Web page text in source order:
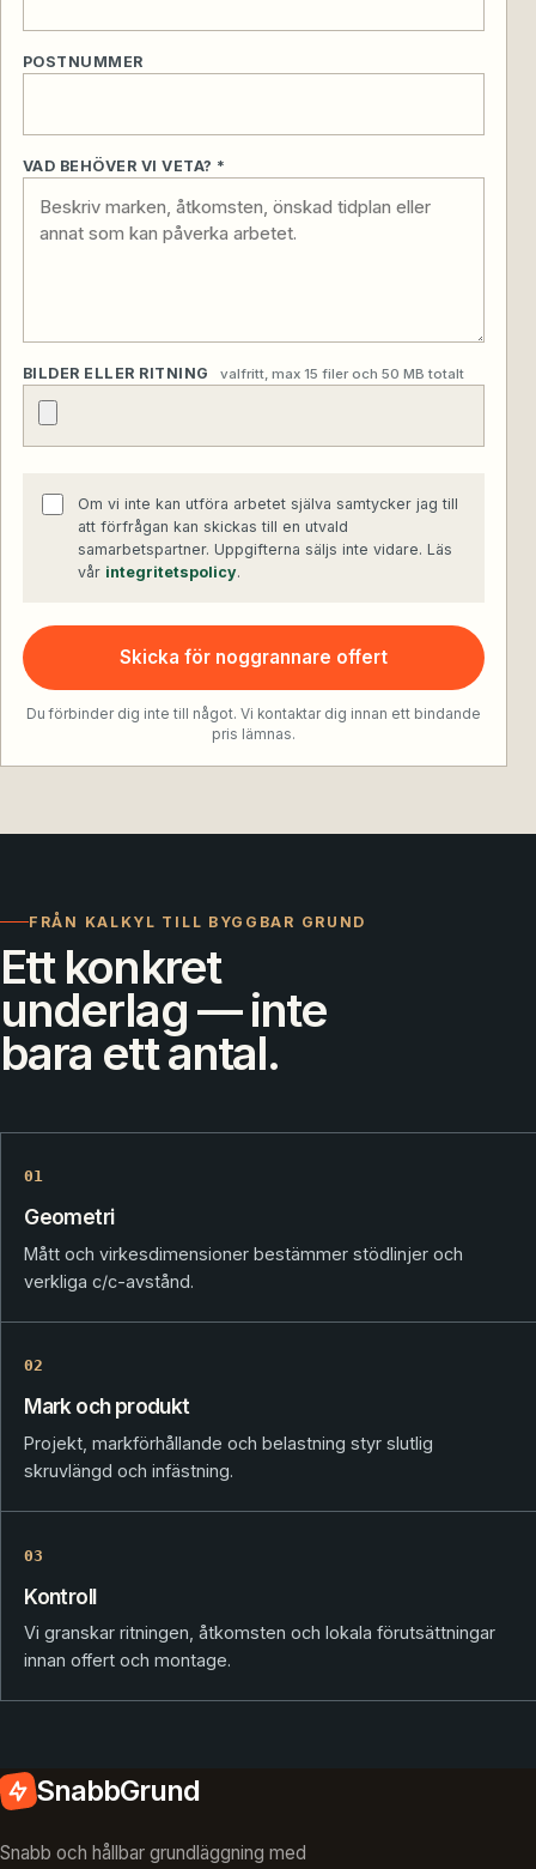
POSTNUMMER
VAD BEHÖVER VI VETA? *
BILDER ELLER RITNING valfritt, max 15 filer och 50 MB totalt
Om vi inte kan utföra arbetet själva samtycker jag till
att förfrågan kan skickas till en utvald
samarbetspartner. Uppgifterna säljs inte vidare. Läs
vår integritetspolicy.
Skicka för noggrannare offert
Du förbinder dig inte till något. Vi kontaktar dig innan ett bindande
pris lämnas.
FRÅN KALKYL TILL BYGGBAR GRUND
Ett konkret
underlag — inte
bara ett antal.
01
Geometri
Mått och virkesdimensioner bestämmer stödlinjer och
verkliga c/c-avstånd.
02
Mark och produkt
Projekt, markförhållande och belastning styr slutlig
skruvlängd och infästning.
03
Kontroll
Vi granskar ritningen, åtkomsten och lokala förutsättningar
innan offert och montage.
SnabbGrund
Snabb och hållbar grundläggning med